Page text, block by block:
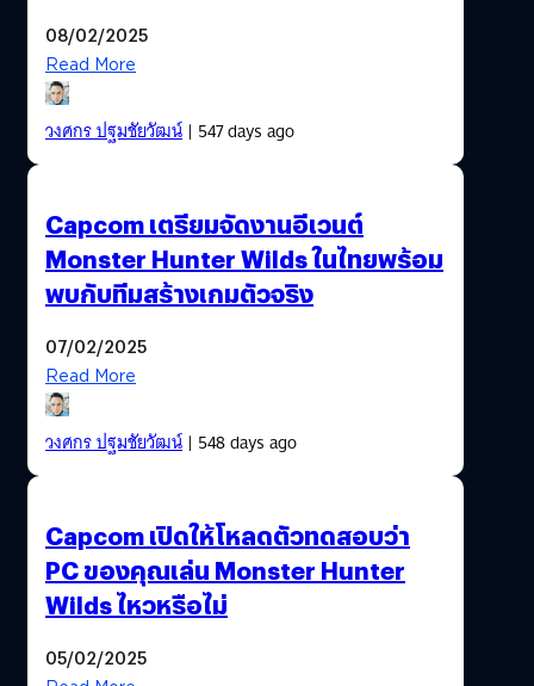
08/02/2025
Read More
วงศกร ปฐมชัยวัฒน์| 547 days ago
Capcom เตรียมจัดงานอีเวนต์
Monster Hunter Wilds ในไทยพร้อม
พบกับทีมสร้างเกมตัวจริง
07/02/2025
Read More
วงศกร ปฐมชัยวัฒน์| 548 days ago
Capcom เปิดให้โหลดตัวทดสอบว่า
PC ของคุณเล่น Monster Hunter
Wilds ไหวหรือไม่
05/02/2025